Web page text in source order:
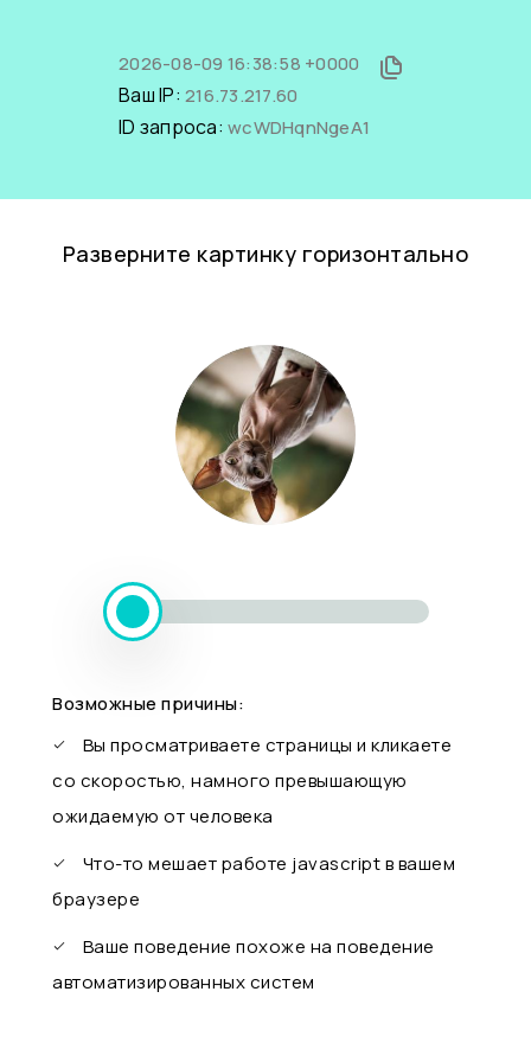
2026-08-09 16:38:58 +0000
Ваш IP: 216.73.217.60
ID запроса: wcWDHqnNgeA1
Разверните картинку горизонтально
Возможные причины:
Вы просматриваете страницы и кликаете
со скоростью, намного превышающую
ожидаемую от человека
Что-то мешает работе javascript в вашем
браузере
Ваше поведение похоже на поведение
автоматизированных систем